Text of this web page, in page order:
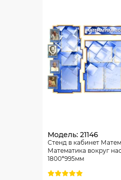
Модель: 21146
Стенд в кабинет
Математика вокруг
1800*995мм